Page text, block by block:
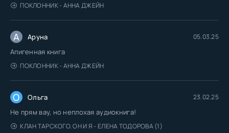
ПОКЛОННИК - АННА ДЖЕЙН
А Аруна 05.03.25
Апигенная книга
ПОКЛОННИК - АННА ДЖЕЙН
О Ольга 23.02.25
Не прям вау, но неплохая аудиокнига!
КЛАН ТАРСКОГО. ОН И Я - ЕЛЕНА ТОДОРОВА (1)